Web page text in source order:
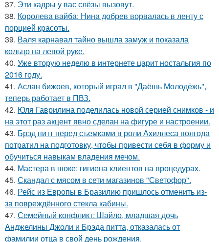
37. Эти кадры у вас слёзы вызовут.
38. Королева вайба: Нина добрев ворвалась в ленту с
порцией красоты.
39. Валя карнавал тайно вышла замуж и показала
кольцо на левой руке.
40. Уже вторую неделю в интернете царит ностальгия по
2016 году.
41. Аслан бижоев, который играл в "Даёшь Молодёжь",
теперь работает в ПВЗ.
42. Юля Гаврилина поделилась новой серией снимков - и
на этот раз акцент явно сделан на фигуре и настроении.
43. Брэд питт перед съемками в роли Ахиллеса полгода
потратил на подготовку, чтобы привести себя в форму и
обучиться навыкам владения мечом.
44. Мастера в шоке: гигиена клиентов на процедурах.
45. Скандал с мясом в сети магазинов "Светофор".
46. Рейс из Европы в Бразилию пришлось отменить из-
за повреждённого стекла кабины.
47. Семейный конфликт: Шайло, младшая дочь
Анджелины Джоли и Брэда питта, отказалась от
фамилии отца в свой день рождения.